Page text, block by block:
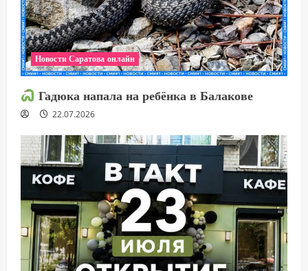
Новости Саратова онлайн
Гадюка напала на ребёнка в Балакове
22.07.2026